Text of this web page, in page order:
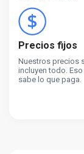
Precios fijos
Nuestros precios
incluyen todo.
sabe lo que paga.